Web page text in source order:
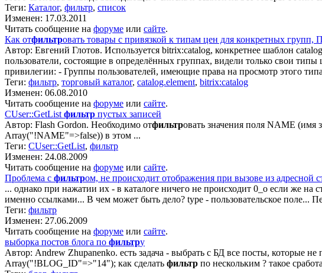
Теги: Каталог, фильтр, список
Изменен: 17.03.2011
Читать сообщение на форуме или сайте.
Как отфильтровать товары с привязкой к типам цен для конкретных групп,
Автор: Евгений Глотов. Используется bitrix:catalog, конкретнее шаблон
пользователи, состоящие в определённых группах, видели только свои
привилегии: - Группы пользователей, имеющие права на просмотр этого
Теги: фильтр, торговый каталог, catalog.element, bitrix:catalog
Изменен: 06.08.2010
Читать сообщение на форуме или сайте.
CUser::GetList фильтр пустых записей
Автор: Flash Gordon. Необходимо отфильтровать значения поля NAME (имя
Array("!NAME"=>false)) в этом ...
Теги: CUser::GetList, фильтр
Изменен: 24.08.2009
Читать сообщение на форуме или сайте.
Проблема с фильтром, не происходит отображения при вызове из адресной
... однако при нажатии их - в каталоге ничего не происходит 0_о если же
именно ссылками... В чем может быть дело? type - пользовательское поле...
Теги: фильтр
Изменен: 27.06.2009
Читать сообщение на форуме или сайте.
выборка постов блога по фильтру
Автор: Andrew Zhupanenko. есть задача - выбрать с БД все посты, которые
Array("!BLOG_ID"=>"14"); как сделать фильтр по нескольким ? такое